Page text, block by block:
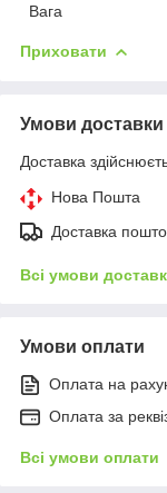
Вага
Приховати
Умови доставки
Доставка
Нова Пошта
Доставка
Всі умови
Умови оплати
Оплата на
Оплата за
Всі умови оплати